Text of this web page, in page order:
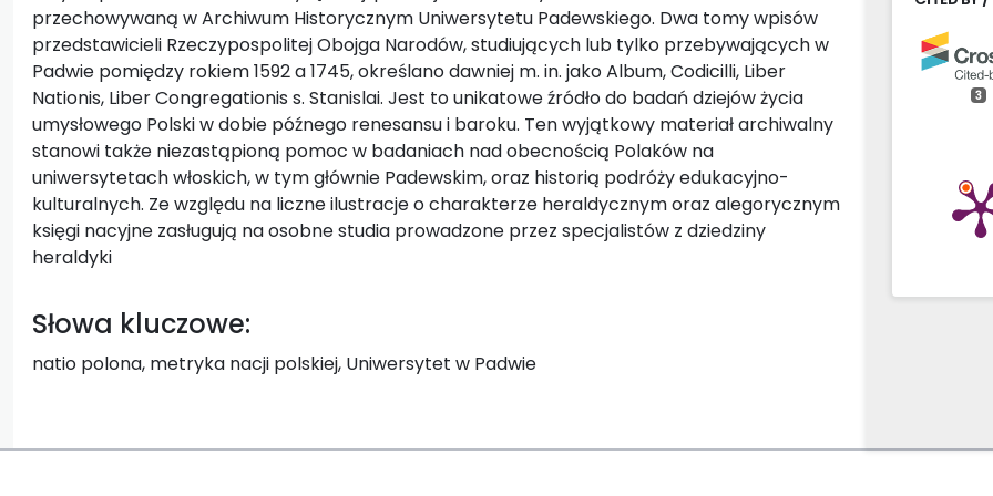
przechowywaną w Archiwum Historycznym Uniwersytetu Padewskiego. Dwa tomy wpisów
przedstawicieli Rzeczypospolitej Obojga Narodów, studiujących lub tylko przebywających w
Padwie pomiędzy rokiem 1592 a 1745, określano dawniej m. in. jako Album, Codicilli, Liber
Nationis, Liber Congregationis s. Stanislai. Jest to unikatowe źródło do badań dziejów życia
umysłowego Polski w dobie późnego renesansu i baroku. Ten wyjątkowy materiał archiwalny
stanowi także niezastąpioną pomoc w badaniach nad obecnością Polaków na
uniwersytetach włoskich, w tym głównie Padewskim, oraz historią podróży edukacyjno-
kulturalnych. Ze względu na liczne ilustracje o charakterze heraldycznym oraz alegorycznym
księgi nacyjne zasługują na osobne studia prowadzone przez specjalistów z dziedziny
heraldyki
Słowa kluczowe:
natio polona, metryka nacji polskiej, Uniwersytet w Padwie
3